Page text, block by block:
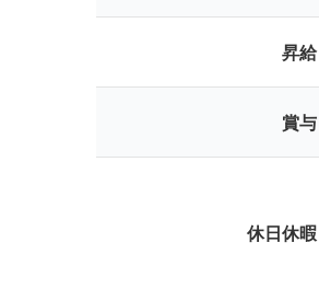
昇給
賞与
休日休暇